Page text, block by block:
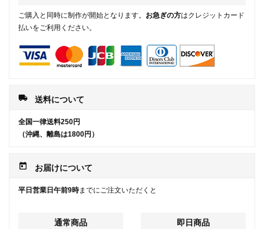
ご購入と同時に制作が開始となります。 お急ぎの方はクレジットカード
払いをご利用ください。
local_shipping 送料について
全国一律送料250円
（沖縄、離島は1800円）
today お届けについて
平日営業日午前9時までにご注文いただくと
通常商品 即日商品